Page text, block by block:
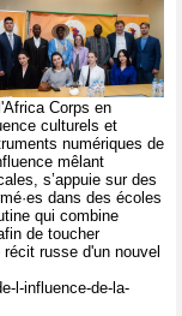
Corps en
culturels et
numériques de
mêlant
s’appuie sur des
dans des écoles
qui combine
de toucher
russe d'un nouvel
l-influence-de-la-